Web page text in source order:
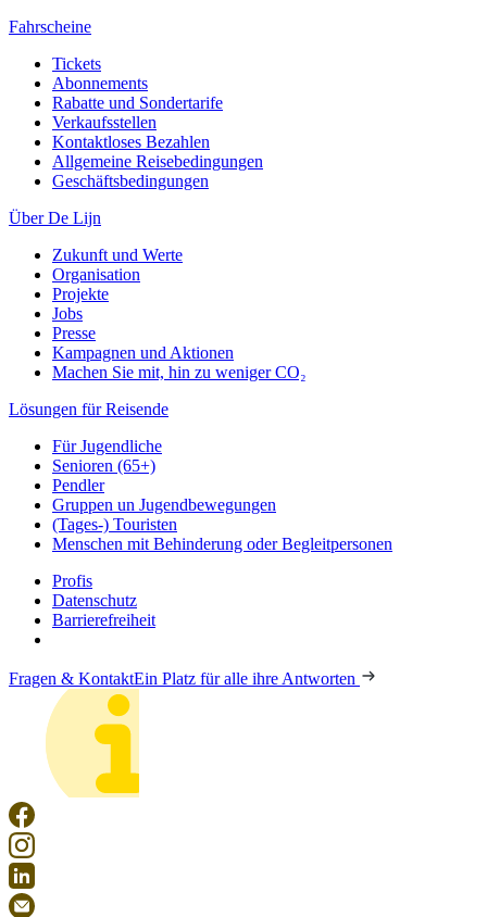
Fahrscheine
Tickets
Abonnements
Rabatte und Sondertarife
Verkaufsstellen
Kontaktloses Bezahlen
Allgemeine Reisebedingungen
Geschäftsbedingungen
Über De Lijn
Zukunft und Werte
Organisation
Projekte
Jobs
Presse
Kampagnen und Aktionen
Machen Sie mit, hin zu weniger CO₂
Lösungen für Reisende
Für Jugendliche
Senioren (65+)
Pendler
Gruppen un Jugendbewegungen
(Tages-) Touristen
Menschen mit Behinderung oder Begleitpersonen
Profis
Datenschutz
Barrierefreiheit
Fragen & KontaktEin Platz für alle ihre Antworten